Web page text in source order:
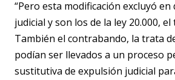
“Pero esta modificación excluyó
judicial y son los de la ley 20.000,
También el contrabando, la trata
podían ser llevados a un proceso
sustitutiva de expulsión judicial